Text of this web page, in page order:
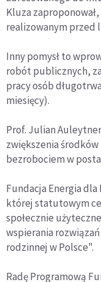
Kluza
realizowanym przed
Inny pomysł to
robót publicznych,
pracy osób
miesięcy).
Prof. Julian
zwiększenia
bezrobociem w
Fundacja Energia
której statutowym
społecznie
wspierania
rodzinnej w Polsce".
Radę Programową